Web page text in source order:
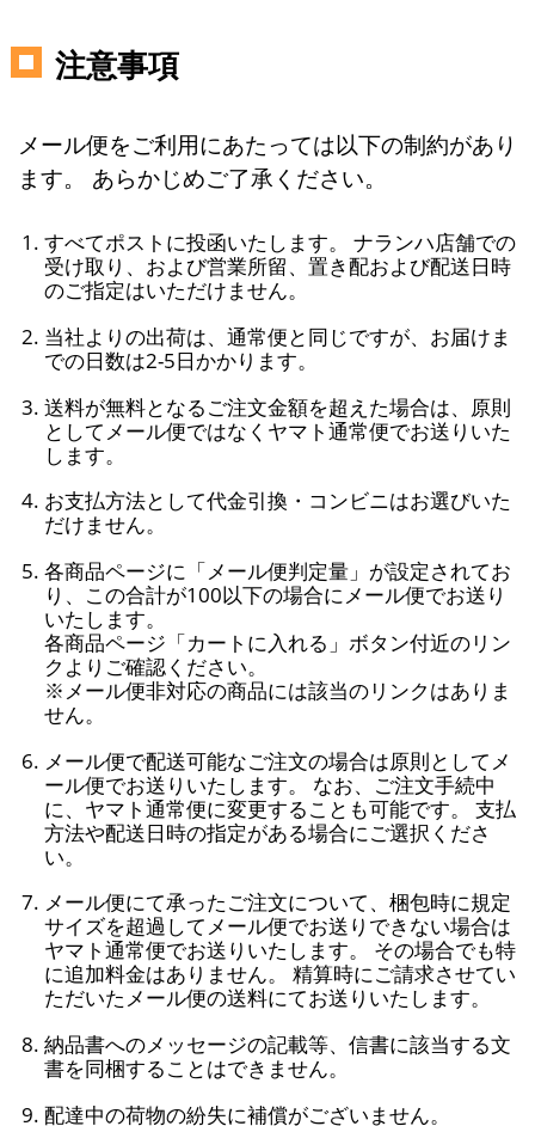
注意事項
メール便をご利用にあたっては以下の制約があり
ます。 あらかじめご了承ください。
すべてポストに投函いたします。 ナランハ店舗での
受け取り、および営業所留、置き配および配送日時
のご指定はいただけません。
当社よりの出荷は、通常便と同じですが、お届けま
での日数は2-5日かかります。
送料が無料となるご注文金額を超えた場合は、原則
としてメール便ではなくヤマト通常便でお送りいた
します。
お支払方法として代金引換・コンビニはお選びいた
だけません。
各商品ページに「メール便判定量」が設定されてお
り、この合計が100以下の場合にメール便でお送り
いたします。
各商品ページ「カートに入れる」ボタン付近のリン
クよりご確認ください。
※メール便非対応の商品には該当のリンクはありま
せん。
メール便で配送可能なご注文の場合は原則としてメ
ール便でお送りいたします。 なお、ご注文手続中
に、ヤマト通常便に変更することも可能です。 支払
方法や配送日時の指定がある場合にご選択くださ
い。
メール便にて承ったご注文について、梱包時に規定
サイズを超過してメール便でお送りできない場合は
ヤマト通常便でお送りいたします。 その場合でも特
に追加料金はありません。 精算時にご請求させてい
ただいたメール便の送料にてお送りいたします。
納品書へのメッセージの記載等、信書に該当する文
書を同梱することはできません。
配達中の荷物の紛失に補償がございません。